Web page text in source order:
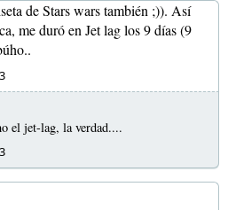
de Stars wars también ;)). Así
me duró en Jet lag los 9 días (9
el jet-lag, la verdad....